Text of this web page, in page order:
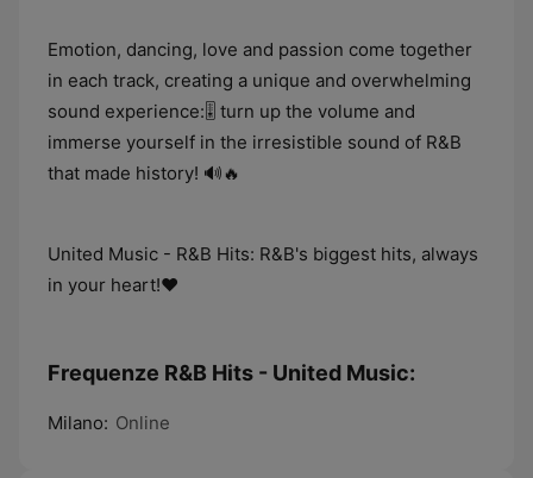
Emotion, dancing, love and passion come together
in each track, creating a unique and overwhelming
sound experience:🎚️ turn up the volume and
immerse yourself in the irresistible sound of R&B
that made history! 🔊🔥
United Music - R&B Hits: R&B's biggest hits, always
in your heart!❤️
Frequenze R&B Hits - United Music:
Milano: Online